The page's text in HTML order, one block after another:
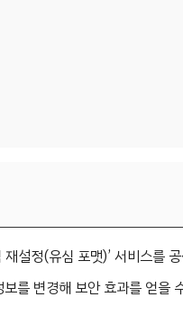
정(유심 포맷)’ 서비스를
를 변경해 보안 효과를 얻을